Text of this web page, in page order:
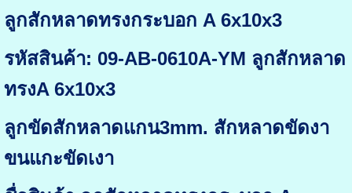
ลูกสักหลาดทรงกระบอก A 6x10x3
รหัสสินค้า: 09-AB-0610A-YM ลูกสักหลาด
ทรงA 6x10x3
ลูกขัดสักหลาดแกน3mm. สักหลาดขัดงา
ขนแกะขัดเงา